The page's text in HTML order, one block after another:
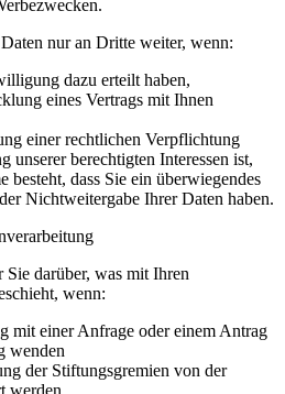
nur an Dritte weiter, wenn:
dazu erteilt haben,
eines Vertrags mit Ihnen
einer rechtlichen Verpflichtung
unserer berechtigten Interessen ist,
dass Sie ein überwiegendes
Nichtweitergabe Ihrer Daten haben.
darüber, was mit Ihren
wenn:
mit einer Anfrage oder einem Antrag
wenden
der Stiftungsgremien von der
werden